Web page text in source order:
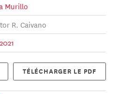
Murillo
R. Caivano
TÉLÉCHARGER LE PDF